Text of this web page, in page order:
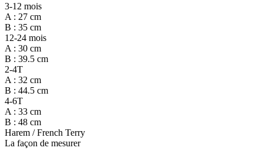
3-12 mois
A : 27 cm
B : 35 cm
12-24 mois
A : 30 cm
B : 39.5 cm
2-4T
A : 32 cm
B : 44.5 cm
4-6T
A : 33 cm
B : 48 cm
Harem / French Terry
La façon de mesurer